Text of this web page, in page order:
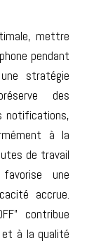
mettre
pendant
stratégie
des
notifications,
à la
de travail
une
accrue.
contribue
à la qualité